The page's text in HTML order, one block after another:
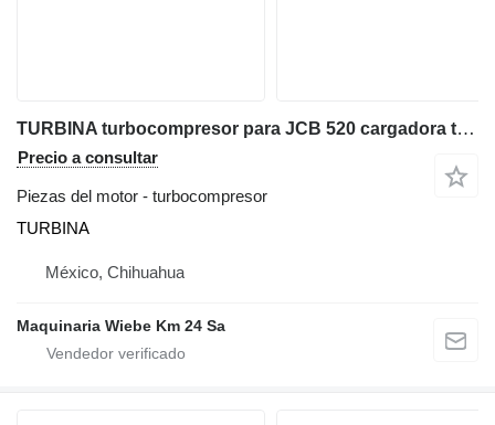
TURBINA turbocompresor para JCB 520 cargadora telescópica
Precio a consultar
Piezas del motor - turbocompresor
TURBINA
México, Chihuahua
Maquinaria Wiebe Km 24 Sa